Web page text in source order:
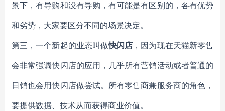
景下，有导购和没有导购，有可能是有区别的，各有优势
和劣势，大家要区分不同的场景决定。
第三，一个新起的业态叫做快闪店 ，因为现在天猫新零售
会非常强调快闪店的应用，几乎所有营销活动或者普通的
日销也会用快闪店做尝试。所有零售商兼服务商的角色，
要提供数据、技术从而获得商业价值。